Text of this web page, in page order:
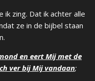
zing. Dat ik achter alle
ze in de bijbel staan
en eert Mij met de
ver bij Mij vandaan;